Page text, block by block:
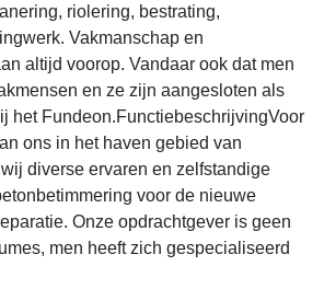
riolering, bestrating,
Vakmanschap en
altijd voorop. Vandaar ook dat men
en ze zijn aangesloten als
het Fundeon.FunctiebeschrijvingVoor
ons in het haven gebied van
diverse ervaren en zelfstandige
voor de nieuwe
Onze opdrachtgever is geen
men heeft zich gespecialiseerd